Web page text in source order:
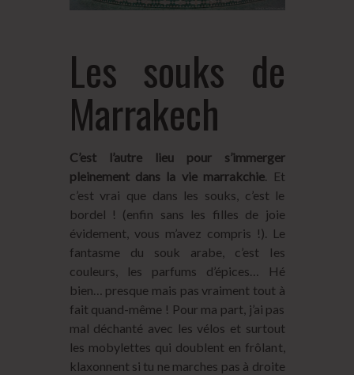
Les souks de
Marrakech
C’est l’autre lieu pour s’immerger
pleinement dans la vie marrakchie. Et
c’est vrai que dans les souks, c’est le
bordel ! (enfin sans les filles de joie
évidement, vous m’avez compris !). Le
fantasme du souk arabe, c’est les
couleurs, les parfums d’épices… Hé
bien… presque mais pas vraiment tout à
fait quand-même ! Pour ma part, j’ai pas
mal déchanté avec les vélos et surtout
les mobylettes qui doublent en frôlant,
klaxonnent si tu ne marches pas à droite